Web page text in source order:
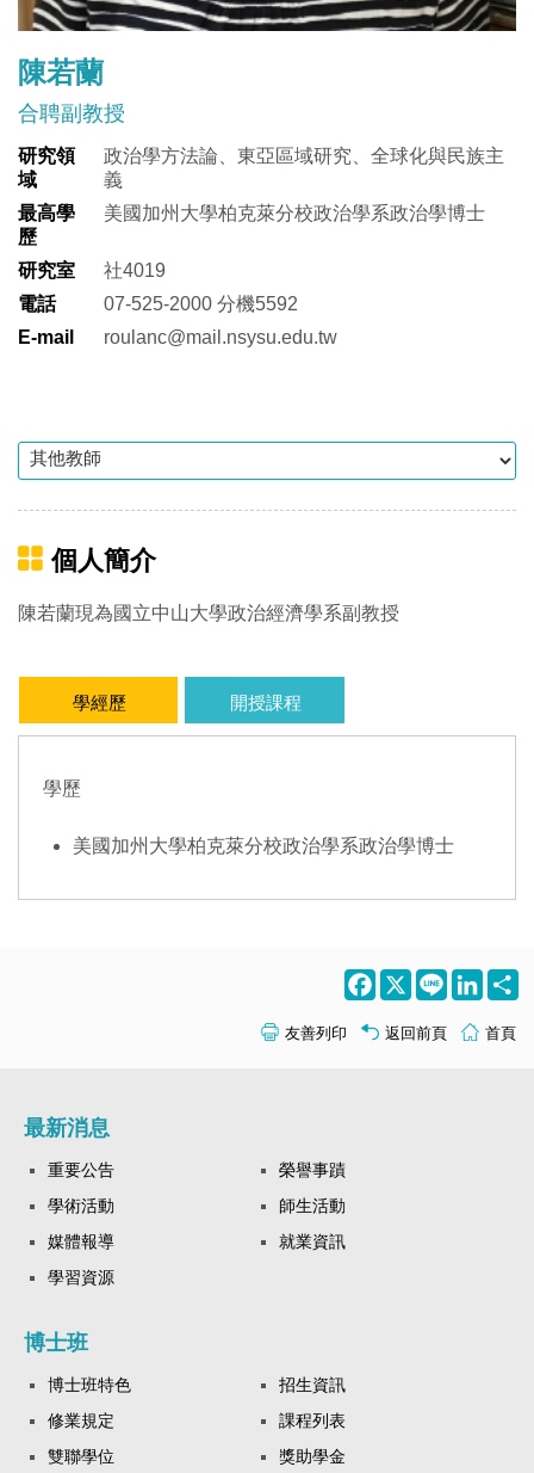
陳若蘭
合聘副教授
研究領
域
政治學方法論、東亞區域研究、全球化與民族主
義
最高學
歷
美國加州大學柏克萊分校政治學系政治學博士
研究室
社4019
電話
07-525-2000 分機5592
E-mail
roulanc@mail.nsysu.edu.tw
個人簡介
陳若蘭現為國立中山大學政治經濟學系副教授
學經歷 開授課程
學歷
美國加州大學柏克萊分校政治學系政治學博士
Facebook
X Line
友善列印 返回前頁 首頁
最新消息
重要公告
榮譽事蹟
學術活動
師生活動
媒體報導
就業資訊
學習資源
博士班
博士班特色
招生資訊
修業規定
課程列表
雙聯學位
獎助學金